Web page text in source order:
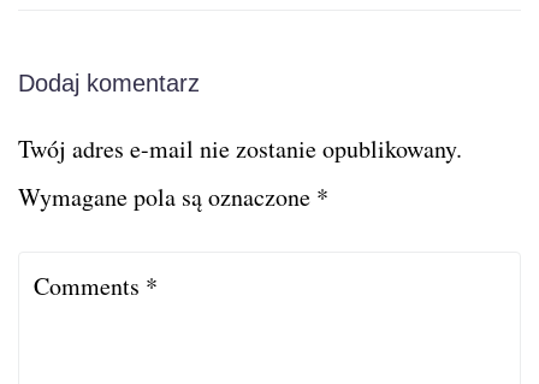
Dodaj komentarz
Twój adres e-mail nie zostanie opublikowany.
Wymagane pola są oznaczone *